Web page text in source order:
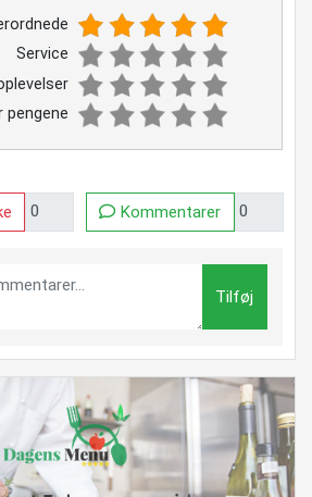
Service
Kommentarer
Tilføj